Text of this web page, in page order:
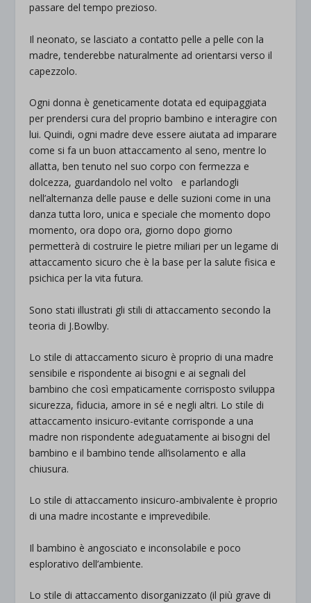
passare del tempo prezioso.
Il neonato, se lasciato a contatto pelle a pelle con la
madre, tenderebbe naturalmente ad orientarsi verso il
capezzolo.
Ogni donna è geneticamente dotata ed equipaggiata
per prendersi cura del proprio bambino e interagire con
lui. Quindi, ogni madre deve essere aiutata ad imparare
come si fa un buon attaccamento al seno, mentre lo
allatta, ben tenuto nel suo corpo con fermezza e
dolcezza, guardandolo nel volto e parlandogli
nell’alternanza delle pause e delle suzioni come in una
danza tutta loro, unica e speciale che momento dopo
momento, ora dopo ora, giorno dopo giorno
permetterà di costruire le pietre miliari per un legame di
attaccamento sicuro che è la base per la salute fisica e
psichica per la vita futura.
Sono stati illustrati gli stili di attaccamento secondo la
teoria di J.Bowlby.
Lo stile di attaccamento sicuro è proprio di una madre
sensibile e rispondente ai bisogni e ai segnali del
bambino che così empaticamente corrisposto sviluppa
sicurezza, fiducia, amore in sé e negli altri. Lo stile di
attaccamento insicuro-evitante corrisponde a una
madre non rispondente adeguatamente ai bisogni del
bambino e il bambino tende all’isolamento e alla
chiusura.
Lo stile di attaccamento insicuro-ambivalente è proprio
di una madre incostante e imprevedibile.
Il bambino è angosciato e inconsolabile e poco
esplorativo dell’ambiente.
Lo stile di attaccamento disorganizzato (il più grave di